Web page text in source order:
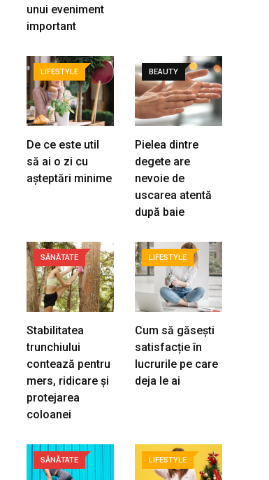
unui eveniment
important
LIFESTYLE
De ce este util
să ai o zi cu
așteptări minime
BEAUTY
Pielea dintre
degete are
nevoie de
uscarea atentă
după baie
SĂNĂTATE
Stabilitatea
trunchiului
contează pentru
mers, ridicare și
protejarea
coloanei
LIFESTYLE
Cum să găsești
satisfacție în
lucrurile pe care
deja le ai
SĂNĂTATE LIFESTYLE